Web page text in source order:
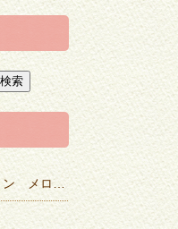
訪問看護ステーション メロディー ＃２０年を迎えました！